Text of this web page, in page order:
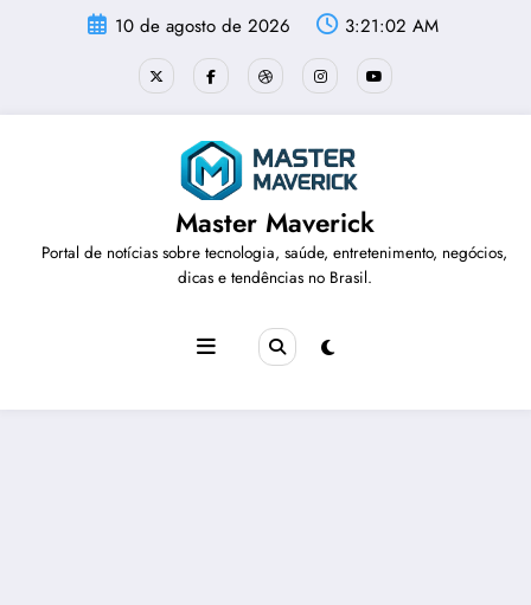
10 de agosto de 2026 3:21:02 AM
Master Maverick
Portal de notícias sobre tecnologia, saúde, entretenimento, negócios,
dicas e tendências no Brasil.